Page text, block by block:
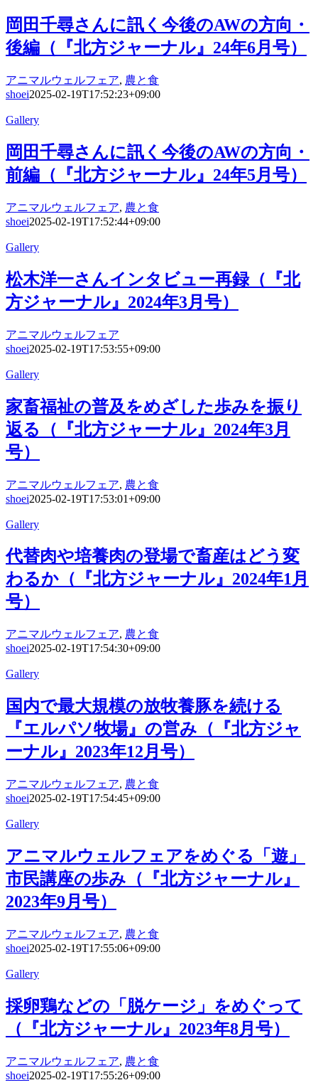
岡田千尋さんに訊く今後のAWの方向・
後編（『北方ジャーナル』24年6月号）
アニマルウェルフェア, 農と食
shoei2025-02-19T17:52:23+09:00
Gallery
岡田千尋さんに訊く今後のAWの方向・
前編（『北方ジャーナル』24年5月号）
アニマルウェルフェア, 農と食
shoei2025-02-19T17:52:44+09:00
Gallery
松木洋一さんインタビュー再録（『北
方ジャーナル』2024年3月号）
アニマルウェルフェア
shoei2025-02-19T17:53:55+09:00
Gallery
家畜福祉の普及をめざした歩みを振り
返る（『北方ジャーナル』2024年3月
号）
アニマルウェルフェア, 農と食
shoei2025-02-19T17:53:01+09:00
Gallery
代替肉や培養肉の登場で畜産はどう変
わるか（『北方ジャーナル』2024年1月
号）
アニマルウェルフェア, 農と食
shoei2025-02-19T17:54:30+09:00
Gallery
国内で最大規模の放牧養豚を続ける
『エルパソ牧場』の営み（『北方ジャ
ーナル』2023年12月号）
アニマルウェルフェア, 農と食
shoei2025-02-19T17:54:45+09:00
Gallery
アニマルウェルフェアをめぐる「遊」
市民講座の歩み（『北方ジャーナル』
2023年9月号）
アニマルウェルフェア, 農と食
shoei2025-02-19T17:55:06+09:00
Gallery
採卵鶏などの「脱ケージ」をめぐって
（『北方ジャーナル』2023年8月号）
アニマルウェルフェア, 農と食
shoei2025-02-19T17:55:26+09:00